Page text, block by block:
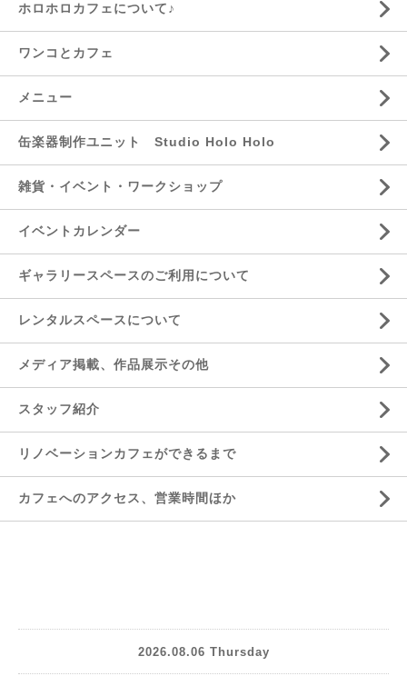
ホロホロカフェについて♪
ワンコとカフェ
メニュー
缶楽器制作ユニット Studio Holo Holo
雑貨・イベント・ワークショップ
イベントカレンダー
ギャラリースペースのご利用について
レンタルスペースについて
メディア掲載、作品展示その他
スタッフ紹介
リノベーションカフェができるまで
カフェへのアクセス、営業時間ほか
2026.08.06 Thursday